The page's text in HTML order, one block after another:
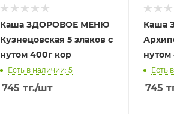
Каша ЗДОРОВОЕ МЕНЮ
Кузнецовская 5 злаков с
нутом 400г кор
Есть в наличии: 5
745 тг./шт
Каша
нутом
Есть
745